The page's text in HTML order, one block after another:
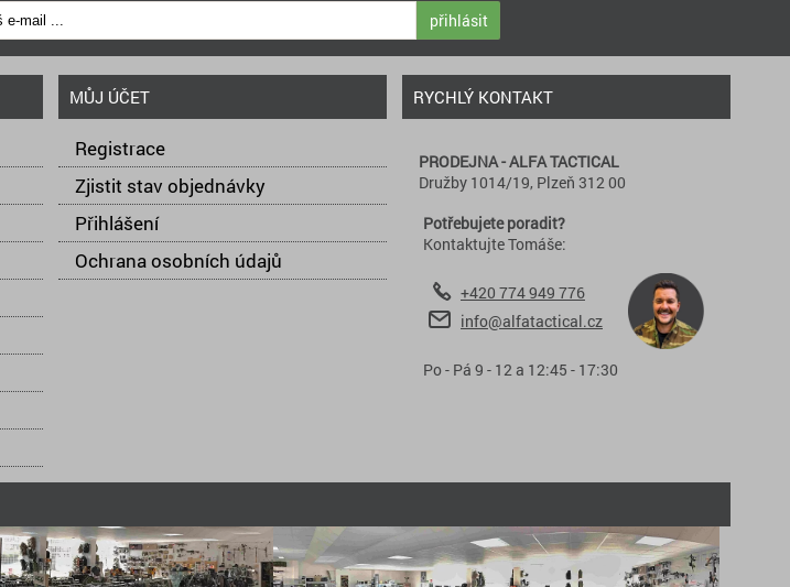
přihlásit
MŮJ ÚČET
Registrace
Zjistit stav objednávky
Přihlášení
Ochrana osobních údajů
RYCHLÝ KONTAKT
PRODEJNA - ALFA TACTICAL
Družby 1014/19, Plzeň 312 00
Potřebujete poradit?
Kontaktujte Tomáše:
+420 774 949 776
info@alfatactical.cz
Po - Pá 9 - 12 a 12:45 - 17:30